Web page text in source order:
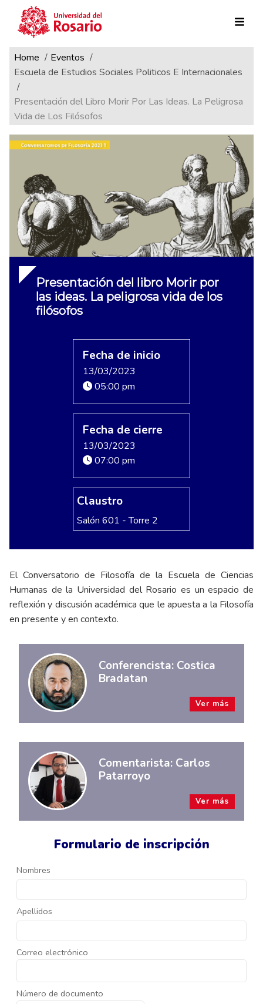
Pasar al contenido principal
Formulario de inscripción
Nombres
Apellidos
Correo electrónico
Número de documento
Ruta de navegación
Home
Eventos
Escuela de Estudios Sociales Politicos E Internacionales
Presentación del Libro Morir Por Las Ideas. La Peligrosa
Vida de Los Filósofos
Presentación del libro Morir por
las ideas. La peligrosa vida de los
filósofos
Fecha de inicio
13/03/2023
05:00 pm
Fecha de cierre
13/03/2023
07:00 pm
Claustro
Salón 601 - Torre 2
El Conversatorio de Filosofía de la Escuela de Ciencias
Humanas de la Universidad del Rosario es un espacio de
reflexión y discusión académica que le apuesta a la Filosofía
en presente y en contexto.
Conferencista: Costica
Bradatan
Ver más
Comentarista: Carlos
Patarroyo
Ver más